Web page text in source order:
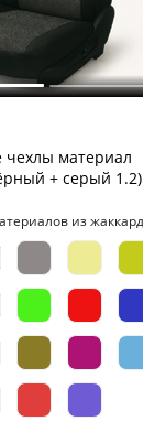
материал
+ серый 1.2)
из